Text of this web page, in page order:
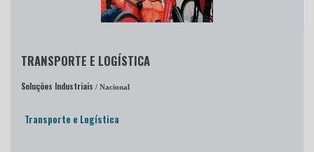
TRANSPORTE E LOGÍSTICA
Soluções Industriais / Nacional
Transporte e Logística